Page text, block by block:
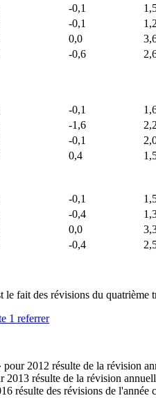
-0,1
-0,1
0,0
-0,6
-0,1
-1,6
-0,1
0,4
-0,1
-0,4
0,0
-0,4
le fait des révisions du quatrième
1 referrer
2012 résulte de la révision
2013 résulte de la révision
résulte des révisions de l'année